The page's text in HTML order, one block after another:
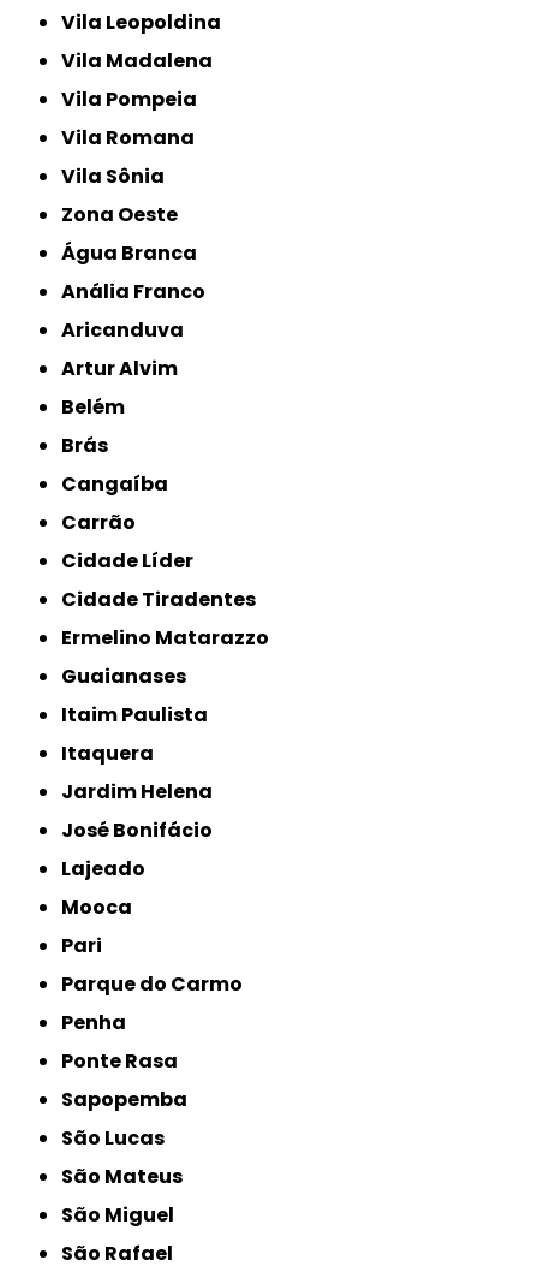
Vila Leopoldina
Vila Madalena
Vila Pompeia
Vila Romana
Vila Sônia
Zona Oeste
Água Branca
Anália Franco
Aricanduva
Artur Alvim
Belém
Brás
Cangaíba
Carrão
Cidade Líder
Cidade Tiradentes
Ermelino Matarazzo
Guaianases
Itaim Paulista
Itaquera
Jardim Helena
José Bonifácio
Lajeado
Mooca
Pari
Parque do Carmo
Penha
Ponte Rasa
Sapopemba
São Lucas
São Mateus
São Miguel
São Rafael